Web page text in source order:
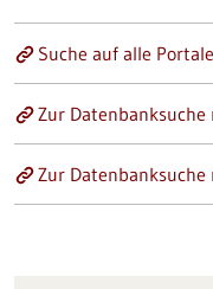
Suche auf alle
Zur
Zur